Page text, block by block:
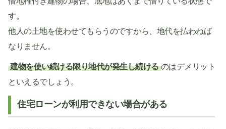
す。
他人の土地を使わせてもらうのですから、地代を払わねば
なりません。
建物を使い続ける限り地代が発生し続ける のはデメリット
といえるでしょう。
住宅ローンが利用できない場合がある